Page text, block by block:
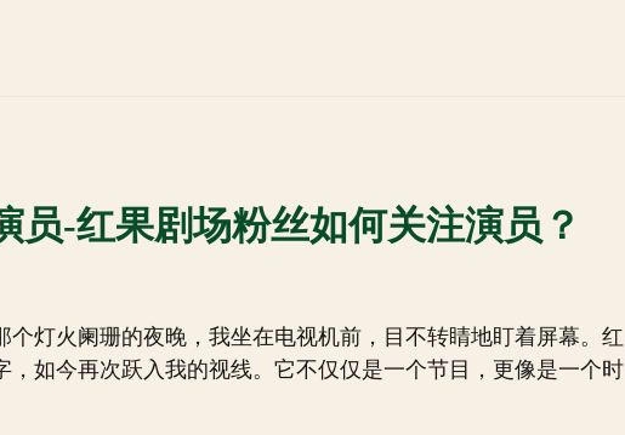
员-红果剧场粉丝如何关注演员？
灯火阑珊的夜晚，我坐在电视机前，目不转睛地盯着屏幕。红
如今再次跃入我的视线。它不仅仅是一个节目，更像是一个时